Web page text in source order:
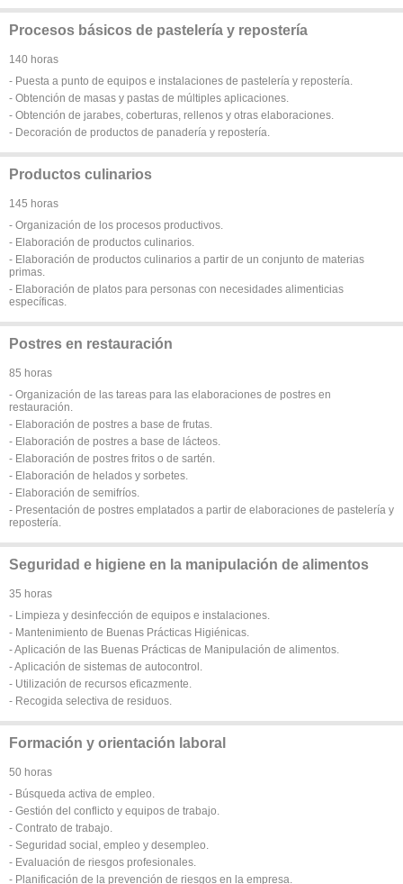
Procesos básicos de pastelería y repostería
140 horas
- Puesta a punto de equipos e instalaciones de pastelería y repostería.
- Obtención de masas y pastas de múltiples aplicaciones.
- Obtención de jarabes, coberturas, rellenos y otras elaboraciones.
- Decoración de productos de panadería y repostería.
Productos culinarios
145 horas
- Organización de los procesos productivos.
- Elaboración de productos culinarios.
- Elaboración de productos culinarios a partir de un conjunto de materias
primas.
- Elaboración de platos para personas con necesidades alimenticias
específicas.
Postres en restauración
85 horas
- Organización de las tareas para las elaboraciones de postres en
restauración.
- Elaboración de postres a base de frutas.
- Elaboración de postres a base de lácteos.
- Elaboración de postres fritos o de sartén.
- Elaboración de helados y sorbetes.
- Elaboración de semifríos.
- Presentación de postres emplatados a partir de elaboraciones de pastelería y
repostería.
Seguridad e higiene en la manipulación de alimentos
35 horas
- Limpieza y desinfección de equipos e instalaciones.
- Mantenimiento de Buenas Prácticas Higiénicas.
- Aplicación de las Buenas Prácticas de Manipulación de alimentos.
- Aplicación de sistemas de autocontrol.
- Utilización de recursos eficazmente.
- Recogida selectiva de residuos.
Formación y orientación laboral
50 horas
- Búsqueda activa de empleo.
- Gestión del conflicto y equipos de trabajo.
- Contrato de trabajo.
- Seguridad social, empleo y desempleo.
- Evaluación de riesgos profesionales.
- Planificación de la prevención de riesgos en la empresa.